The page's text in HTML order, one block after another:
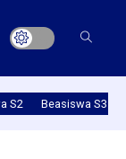
S2 Beasiswa S3